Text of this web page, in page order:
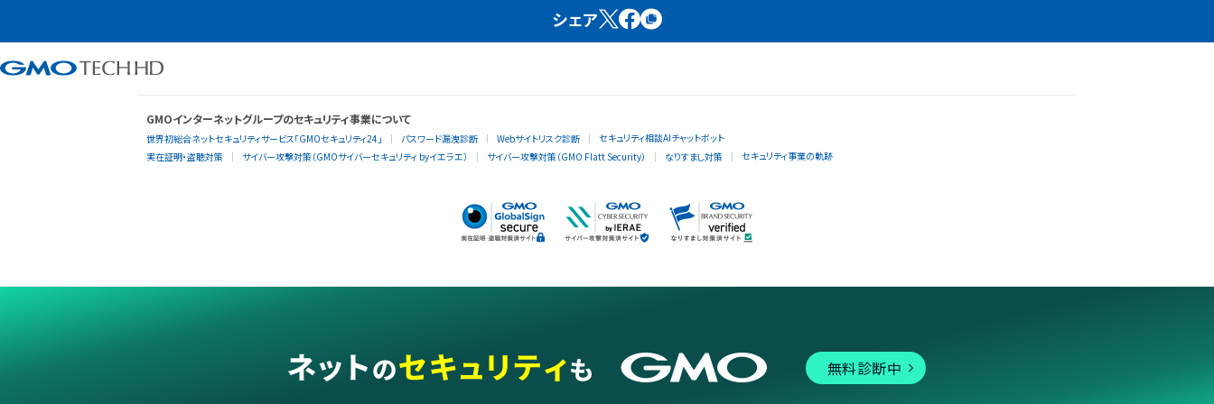
シェア
GMOインターネットグループのセキュリティ事業について
世界初総合ネットセキュリティサービス「GMOセキュリティ24」 パスワード漏洩診断 Webサイトリスク診断
セキュリティ相談AIチャットボット
実在証明・盗聴対策
サイバー攻撃対策（GMOサイバーセキュリティ byイエラエ） サイバー攻撃対策（GMO Flatt Security） なりすまし対策 セキュリティ事業の軌跡
無料診断中